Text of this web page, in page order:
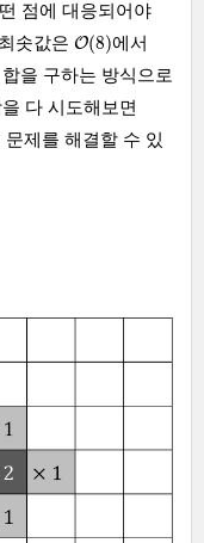
점에 대응되어야
솟값은 O(8)
O(8)에서
을 구하는 방식으로
다 시도해보면
문제를 해결할 수 있